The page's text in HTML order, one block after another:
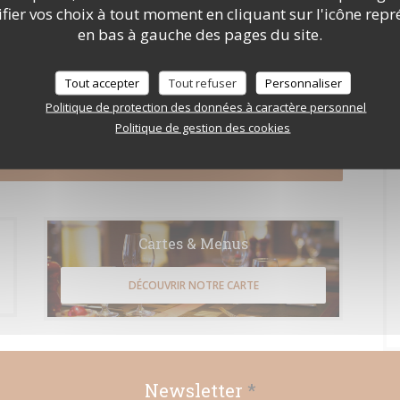
vos choix à tout moment en cliquant sur l'icône
en bas à gauche des pages du site.
Tout accepter Tout refuser
Personnaliser
Politique de protection des données à caractère personnel
Politique de gestion des cookies
consommateur peut user de son droit à s'inscrire sur la liste d'opposition au
sur le traitement de vos données, consultez notrepolitique de
Cartes & Menus
DÉCOUVRIR NOTRE CARTE
Newsletter *